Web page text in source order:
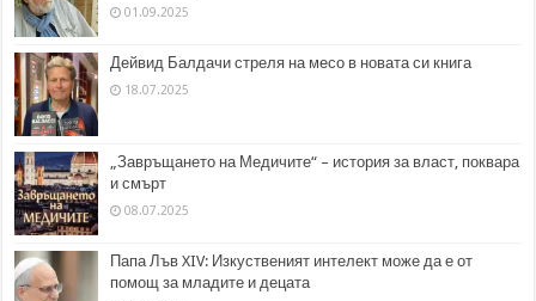
01.09.2025
Дейвид Балдачи стреля на месо в новата си книга
18.07.2025
„Завръщането на Медичите“ – история за власт, поквара
и смърт
08.07.2025
Папа Лъв XIV: Изкуственият интелект може да е от
помощ за младите и децата